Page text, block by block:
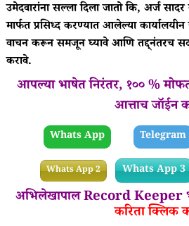
उमेदवारांना सल्ला दिला जातो कि, अर्ज
मार्फत प्रसिध्द करण्यात आलेल्या कार्यालयीन
वाचन करून समजून घ्यावे आणि तद्द्नंतरच
करावे.
आपल्या भाषेत निरंतर, १०० %
आत्ताच जॉईन
Whats App Telegram
Whats App 2 Whats App 3
अभिलेखापाल Record Keeper
करिता क्लिक